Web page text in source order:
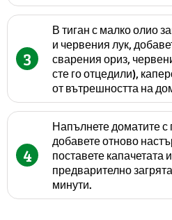
3
В тиган с малко олио
и червения лук,
сварения ориз,
сте го отцедили),
от вътрешността на
4
Напълнете доматите с
добавете отново
поставете капачетата
предварително
минути.